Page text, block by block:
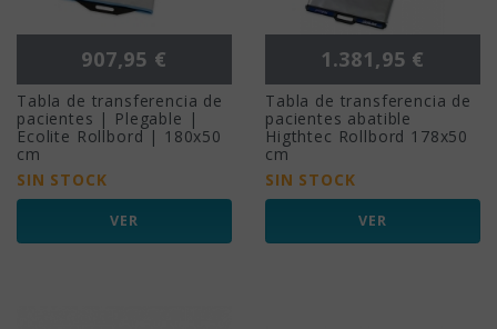
Precio
907,95 €
Tabla de transferencia de
pacientes | Plegable |
Ecolite Rollbord | 180x50
cm
SIN STOCK
VER
Precio
1.381,95 €
Tabla de transferencia de
pacientes abatible
Higthtec Rollbord 178x50
cm
SIN STOCK
VER